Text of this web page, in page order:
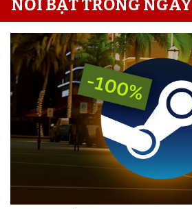
NỔI BẬT TRONG NGÀY